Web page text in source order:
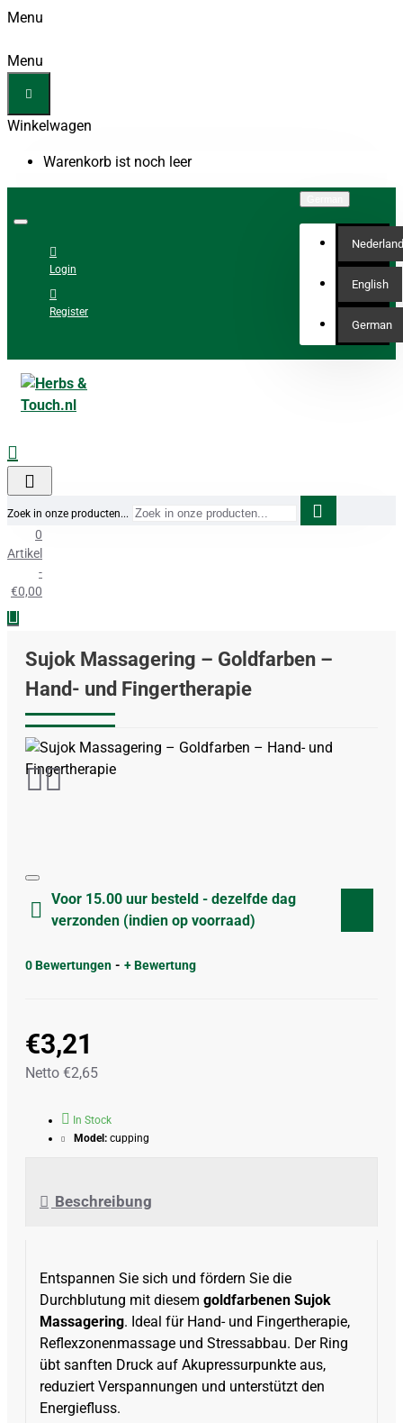
Menu
Menu
Winkelwagen
Warenkorb ist noch leer
Login
Register
English
German
Zoek in onze producten...
0
Artikel
-
€0,00
Sujok Massagering – Goldfarben –
Hand- und Fingertherapie
Voor 15.00 uur besteld - dezelfde dag
verzonden (indien op voorraad)
0 Bewertungen - + Bewertung
€3,21
Netto €2,65
In Stock
Model: cupping
Beschreibung
Entspannen Sie sich und fördern Sie die
Durchblutung mit diesem goldfarbenen Sujok
Massagering. Ideal für Hand- und Fingertherapie,
Reflexzonenmassage und Stressabbau. Der Ring
übt sanften Druck auf Akupressurpunkte aus,
reduziert Verspannungen und unterstützt den
Energiefluss.